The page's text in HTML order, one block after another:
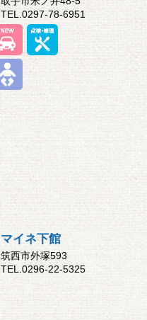
TEL.0297-78-6951
マイネ下館
筑西市外塚593
TEL.0296-22-5325